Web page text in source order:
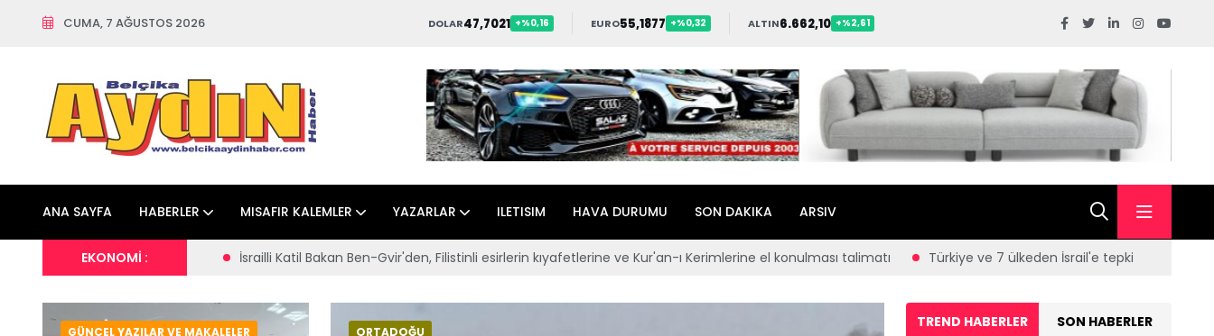
CUMA, 7 AĞUSTOS 2026 DOLAR47,7021 +%0,16 EURO55,1877 +%0,32 ALTIN6.662,10 +%2,61
ANA SAYFA HABERLER MISAFIR KALEMLER YAZARLAR ILETISIM HAVA DURUMU SON DAKIKA ARSIV
EKONOMİ :
İsrailli Katil Bakan Ben-Gvir'den, Filistinli esirlerin kıyafetlerine ve Kur'an-ı Kerimlerine el konulması talimatı Türkiye ve 7 ülkeden İsrail'e tepki YTB, Yurt Dışındaki Vatandaşların Eğitim
GÜNCEL YAZILAR VE MAKALELER ORTADOĞU
TREND HABERLER SON HABERLER